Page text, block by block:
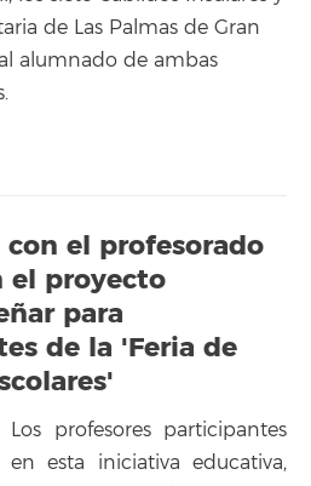
de Las Palmas de Gran
alumnado de ambas
el profesorado
el proyecto
para
de la 'Feria de
Los profesores participantes
en esta iniciativa educativa,